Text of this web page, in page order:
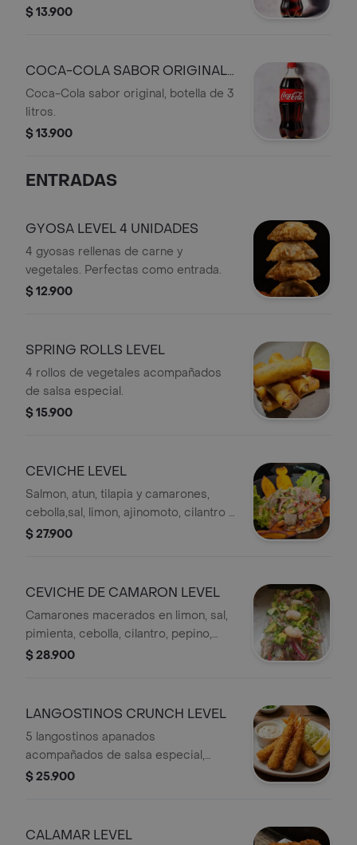
$ 13.900
COCA-COLA SABOR ORIGINAL
3L
Coca-Cola sabor original, botella de 3
litros.
$ 13.900
ENTRADAS
GYOSA LEVEL 4 UNIDADES
4 gyosas rellenas de carne y
vegetales. Perfectas como entrada.
$ 12.900
SPRING ROLLS LEVEL
4 rollos de vegetales acompañados
de salsa especial.
$ 15.900
CEVICHE LEVEL
Salmon, atun, tilapia y camarones,
cebolla,sal, limon, ajinomoto, cilantro y
leche de tigre.
$ 27.900
CEVICHE DE CAMARON LEVEL
Camarones macerados en limon, sal,
pimienta, cebolla, cilantro, pepino,
ajinomoto y leche de tigre
$ 28.900
LANGOSTINOS CRUNCH LEVEL
5 langostinos apanados
acompañados de salsa especial,
repollo y rodajas de limón.
$ 25.900
CALAMAR LEVEL